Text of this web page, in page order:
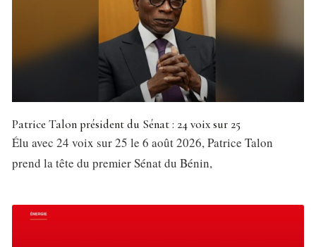
Patrice Talon président du Sénat : 24 voix sur 25
Élu avec 24 voix sur 25 le 6 août 2026, Patrice Talon
prend la tête du premier Sénat du Bénin,